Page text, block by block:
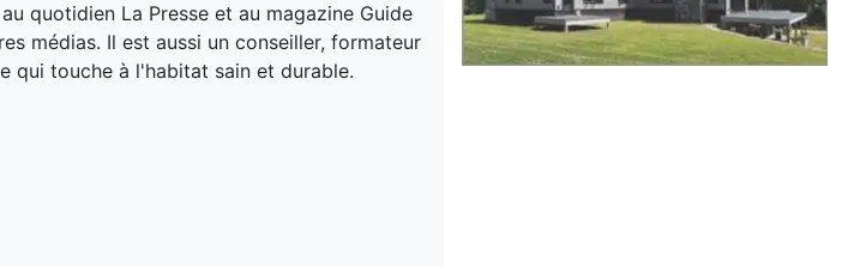
quotidien La Presse et au magazine Guide
médias. Il est aussi un conseiller, formateur
qui touche à l'habitat sain et durable.